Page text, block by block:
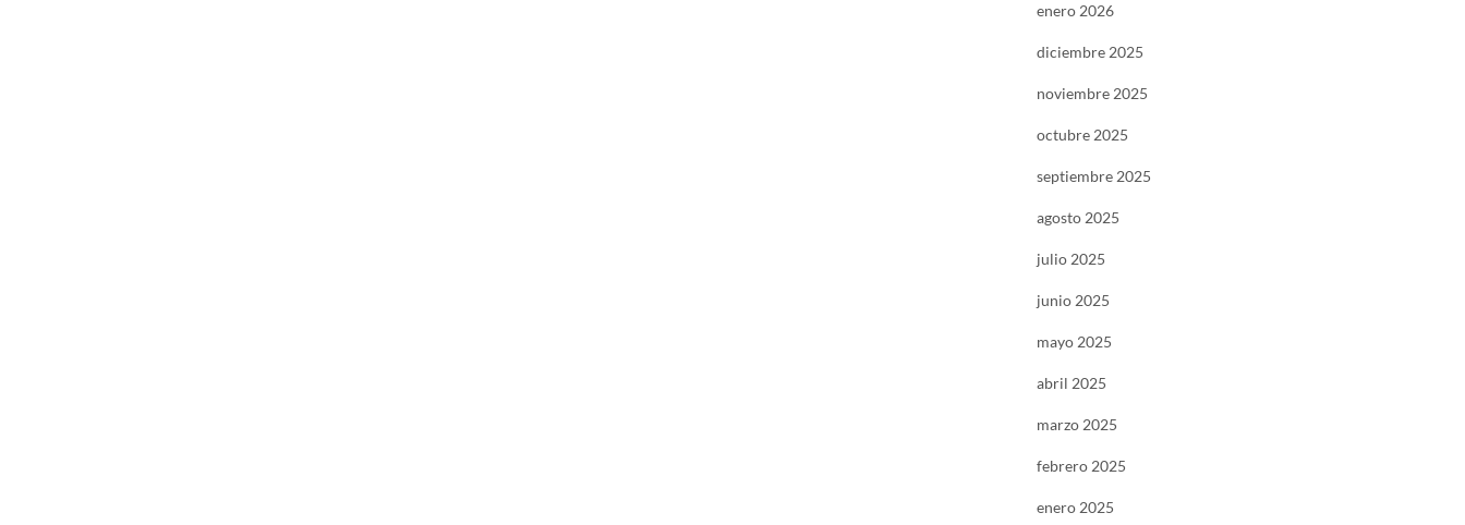
enero 2026
diciembre 2025
noviembre 2025
octubre 2025
septiembre 2025
agosto 2025
julio 2025
junio 2025
mayo 2025
abril 2025
marzo 2025
febrero 2025
enero 2025